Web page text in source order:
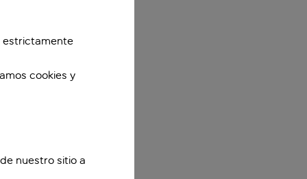
estrictamente
cookies y
nuestro sitio a